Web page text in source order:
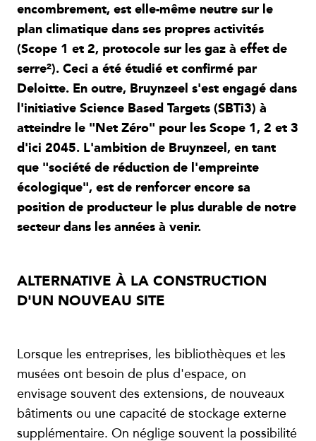
encombrement, est elle-même neutre sur le
plan climatique dans ses propres activités
(Scope 1 et 2, protocole sur les gaz à effet de
serre²). Ceci a été étudié et confirmé par
Deloitte. En outre, Bruynzeel s'est engagé dans
l'initiative Science Based Targets (SBTi3) à
atteindre le "Net Zéro" pour les Scope 1, 2 et 3
d'ici 2045. L'ambition de Bruynzeel, en tant
que "société de réduction de l'empreinte
écologique", est de renforcer encore sa
position de producteur le plus durable de notre
secteur dans les années à venir.
ALTERNATIVE À LA CONSTRUCTION
D'UN NOUVEAU SITE
Lorsque les entreprises, les bibliothèques et les
musées ont besoin de plus d'espace, on
envisage souvent des extensions, de nouveaux
bâtiments ou une capacité de stockage externe
supplémentaire. On néglige souvent la possibilité